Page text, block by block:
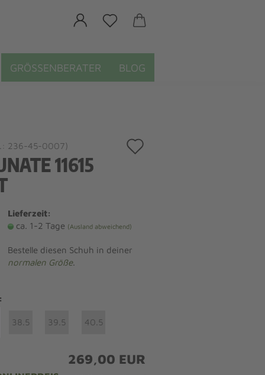
GRÖSSENBERATER BLOG
236-45-0007)
11615
Lieferzeit:
ca. 1-2 Tage (Ausland abweichend)
Bestelle diesen Schuh in deiner
normalen Größe.
38.5 39.5 40.5
269,00 EUR